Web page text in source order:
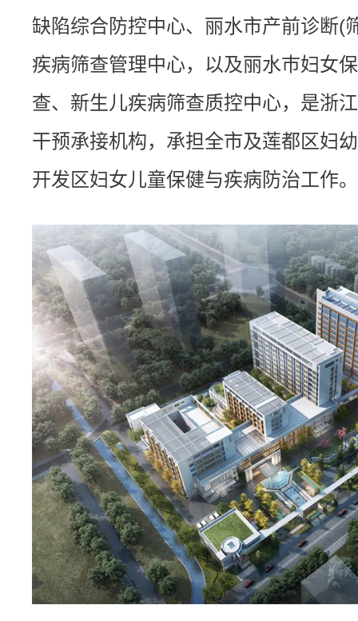
缺陷综合防控中心、丽水市产前诊断(
疾病筛查管理中心，以及丽水巿妇女
查、新生儿疾病筛查质控中心，是浙
干预承接机构，承担全市及莲都区妇
开发区妇女儿童保健与疾病防治工作。